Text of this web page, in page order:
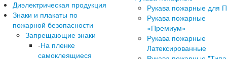
Диэлектрическая продукция
Знаки и плакаты по
пожарной безопасности
Запрещающие знаки
-На пленке
самоклеящиеся
Рукава пожарные для
Рукава пожарные
«Премиум»
Рукава пожарные
Латексированные